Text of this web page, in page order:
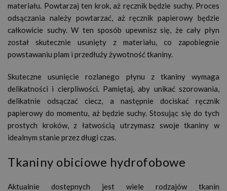
materiału. Powtarzaj ten krok, aż ręcznik będzie suchy. Proces
odsączania należy powtarzać, aż ręcznik papierowy będzie
całkowicie suchy. W ten sposób upewnisz się, że cały płyn
został skutecznie usunięty z materiału, co zapobiegnie
powstawaniu plam i przedłuży żywotność tkaniny.
Skuteczne usunięcie rozlanego płynu z tkaniny wymaga
delikatności i cierpliwości. Pamiętaj, aby unikać szorowania,
delikatnie odsączać ciecz, a następnie dociskać ręcznik
papierowy do momentu, aż będzie suchy. Stosując się do tych
prostych kroków, z łatwością utrzymasz swoje tkaniny w
idealnym stanie przez długi czas.
Tkaniny obiciowe hydrofobowe
Aktualnie dostępnych jest wiele rodzajów tkanin